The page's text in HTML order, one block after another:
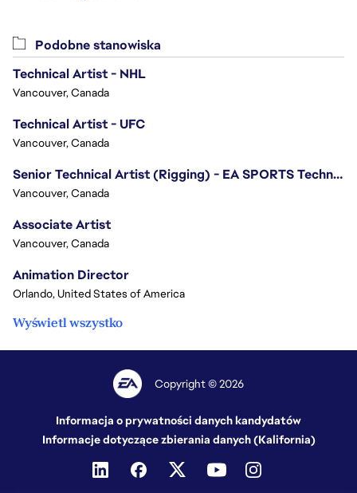
Podobne stanowiska
Technical Artist - NHL
Vancouver, Canada
Technical Artist - UFC
Vancouver, Canada
Senior Technical Artist (Rigging) - EA SPORTS Technology
Vancouver, Canada
Associate Artist
Vancouver, Canada
Animation Director
Orlando, United States of America
Wyświetl wszystko
Copyright © 2026
Informacja o prywatności danych kandydatów
Informacje dotyczące zbierania danych (Kalifornia)